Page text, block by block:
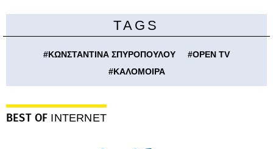
TAGS
#ΚΩΝΣΤΑΝΤΙΝΑ ΣΠΥΡΟΠΟΥΛΟΥ #OPEN TV
#ΚΑΛΟΜΟΙΡΑ
BEST OF INTERNET